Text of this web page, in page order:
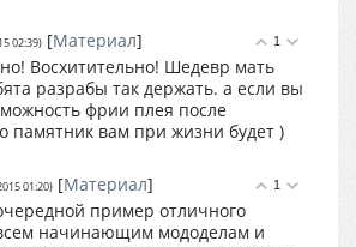
1
02:39) [Материал]
Восхитительно! Шедевр мать
разрабы так держать. а если вы
фрии плея после
памятник вам при жизни будет )
1
01:20) [Материал]
пример отличного
начинающим мододелам и